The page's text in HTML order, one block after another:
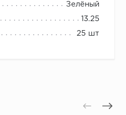
Зелёный
13.25
25 шт